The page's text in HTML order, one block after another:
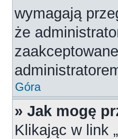
wymagają
że
Góra
» Jak mogę
Klikając w link